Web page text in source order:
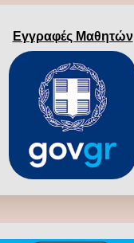
Εγγραφές Μαθητών